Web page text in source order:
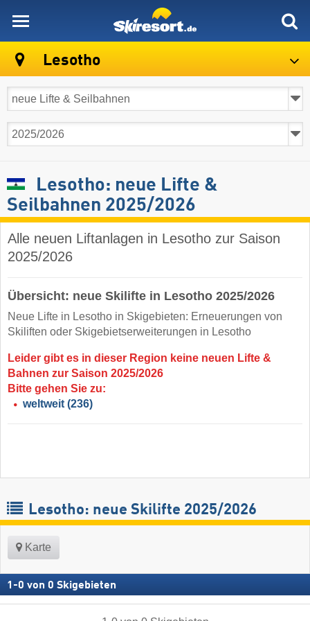
Lesotho
Lesotho: neue Lifte &
Seilbahnen 2025/2026
Alle neuen Liftanlagen in Lesotho zur Saison
2025/2026
Übersicht: neue Skilifte in Lesotho 2025/2026
Neue Lifte in Lesotho in Skigebieten: Erneuerungen von
Skiliften oder Skigebietserweiterungen in Lesotho
Leider gibt es in dieser Region keine neuen Lifte &
Bahnen zur Saison 2025/2026
Bitte gehen Sie zu:
weltweit (236)
Lesotho: neue Skilifte 2025/2026
Karte
1 -0 von 0 Skigebieten